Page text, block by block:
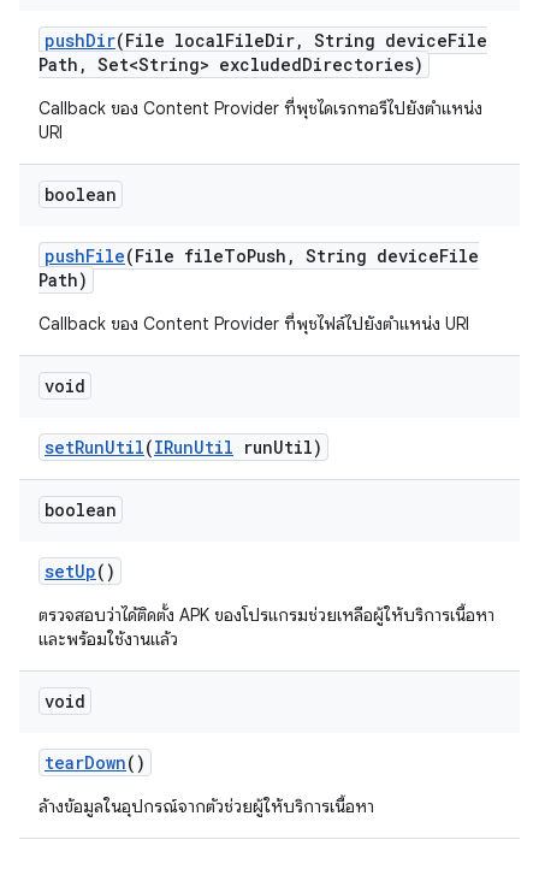
pushDir(File localFileDir, String deviceFile
Path , Set<String> excludedDirectories)
Callback ของ Content Provider ที่พุชไดเรกทอรีไปยังตำแหน่ง
URI
boolean
pushFile(File fileToPush , String deviceFile
Path)
Callback ของ Content Provider ที่พุชไฟล์ไปยังตำแหน่ง URI
void
setRunUtil(IRunUtil runUtil)
boolean
setUp()
ตรวจสอบว่าได้ติดตั้ง APK ของโปรแกรมช่วยเหลือผู้ให้บริการเนื้อหา
และพร้อมใช้งานแล้ว
void
tearDown()
ล้างข้อมูลในอุปกรณ์จากตัวช่วยผู้ให้บริการเนื้อหา